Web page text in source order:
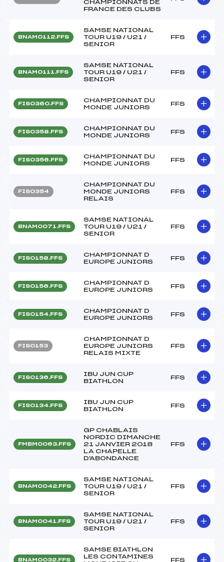
CHAMPIONNATS DE
FRANCE DES CLUBS
BNAM0112.FFS
SAMSE NATIONAL
TOUR U19 / U21 /
SENIOR
FFS
BNAM0111.FFS
SAMSE NATIONAL
TOUR U19 / U21 /
SENIOR
FFS
FIS0360.FFS
CHAMPIONNAT DU
MONDE JUNIORS
FFS
FIS0358.FFS
CHAMPIONNAT DU
MONDE JUNIORS
FFS
FIS0356.FFS
CHAMPIONNAT DU
MONDE JUNIORS
FFS
FIS0354
CHAMPIONNAT DU
MONDE JUNIORS
RELAIS
FFS
BNAM0071.FFS
SAMSE NATIONAL
TOUR U19 / U21 /
SENIOR
FFS
FIS0158.FFS
CHAMPIONNAT D
EUROPE JUNIORS
FFS
FIS0156.FFS
CHAMPIONNAT D
EUROPE JUNIORS
FFS
FIS0154.FFS
CHAMPIONNAT D
EUROPE JUNIORS
FFS
FIS0153
CHAMPIONNAT D
EUROPE JUNIORS
RELAIS MIXTE
FFS
FIS0136.FFS
IBU JUN CUP
BIATHLON
FFS
FIS0134.FFS
IBU JUN CUP
BIATHLON
FFS
FMBM0063.FFS
GP CHABLAIS
NORDIC DIMANCHE
21 JANVIER 2018
LA CHAPELLE
D'ABONDANCE
FFS
BNAM0042.FFS
SAMSE NATIONAL
TOUR U19 / U21 /
SENIOR
FFS
BNAM0041.FFS
SAMSE NATIONAL
TOUR U19 / U21 /
SENIOR
FFS
BNAM0032.FFS
SAMSE BIATHLON
LES CONTAMINES
FFS